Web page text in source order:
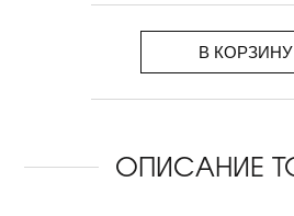
В КОРЗИНУ
ОПИСАНИЕ